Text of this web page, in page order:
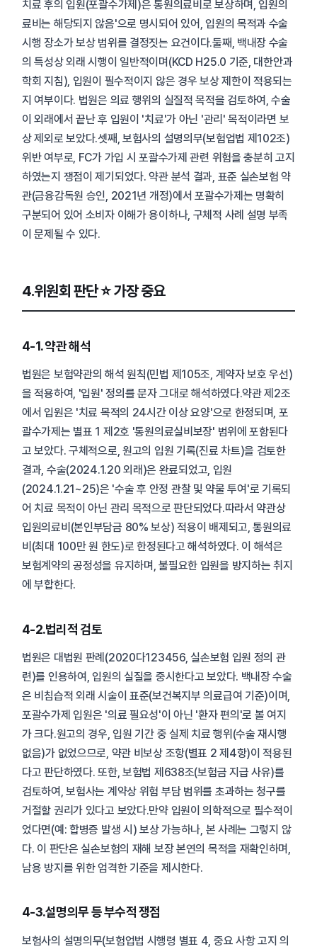
치료 후의 입원(포괄수가제)은 통원의료비로 보상하며, 입원의
료비는 해당되지 않음'으로 명시되어 있어, 입원의 목적과 수술
시행 장소가 보상 범위를 결정짓는 요건이다.둘째, 백내장 수술
의 특성상 외래 시행이 일반적이며(KCD H25.0 기준, 대한안과
학회 지침), 입원이 필수적이지 않은 경우 보상 제한이 적용되는
지 여부이다. 법원은 의료 행위의 실질적 목적을 검토하여, 수술
이 외래에서 끝난 후 입원이 '치료'가 아닌 '관리' 목적이라면 보
상 제외로 보았다.셋째, 보험사의 설명의무(보험업법 제102조)
위반 여부로, FC가 가입 시 포괄수가제 관련 위험을 충분히 고지
하였는지 쟁점이 제기되었다. 약관 분석 결과, 표준 실손보험 약
관(금융감독원 승인, 2021년 개정)에서 포괄수가제는 명확히
구분되어 있어 소비자 이해가 용이하나, 구체적 사례 설명 부족
이 문제될 수 있다.
4.위원회 판단 ⭐ 가장 중요
4-1. 약관 해석
법원은 보험약관의 해석 원칙(민법 제105조, 계약자 보호 우선)
을 적용하여, '입원' 정의를 문자 그대로 해석하였다.약관 제2조
에서 입원은 '치료 목적의 24시간 이상 요양'으로 한정되며, 포
괄수가제는 별표 1 제2호 '통원의료실비보장' 범위에 포함된다
고 보았다. 구체적으로, 원고의 입원 기록(진료 차트)을 검토한
결과, 수술(2024.1.20 외래)은 완료되었고, 입원
(2024.1.21~25)은 '수술 후 안정 관찰 및 약물 투여'로 기록되
어 치료 목적이 아닌 관리 목적으로 판단되었다.따라서 약관상
입원의료비(본인부담금 80% 보상) 적용이 배제되고, 통원의료
비(최대 100만 원 한도)로 한정된다고 해석하였다. 이 해석은
보험계약의 공정성을 유지하며, 불필요한 입원을 방지하는 취지
에 부합한다.
4-2.법리적 검토
법원은 대법원 판례(2020다123456, 실손보험 입원 정의 관
련)를 인용하여, 입원의 실질을 중시한다고 보았다. 백내장 수술
은 비침습적 외래 시술이 표준(보건복지부 의료급여 기준)이며,
포괄수가제 입원은 '의료 필요성'이 아닌 '환자 편의'로 볼 여지
가 크다.원고의 경우, 입원 기간 중 실제 치료 행위(수술 재시행
없음)가 없었으므로, 약관 비보상 조항(별표 2 제4항)이 적용된
다고 판단하였다. 또한, 보험법 제638조(보험금 지급 사유)를
검토하여, 보험사는 계약상 위험 부담 범위를 초과하는 청구를
거절할 권리가 있다고 보았다.만약 입원이 의학적으로 필수적이
었다면(예: 합병증 발생 시) 보상 가능하나, 본 사례는 그렇지 않
다. 이 판단은 실손보험의 재해 보장 본연의 목적을 재확인하며,
남용 방지를 위한 엄격한 기준을 제시한다.
4-3.설명의무 등 부수적 쟁점
보험사의 설명의무(보험업법 시행령 별표 4, 중요 사항 고지 의